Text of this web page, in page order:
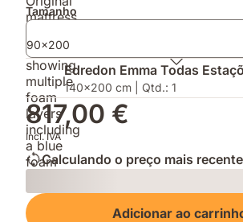
DECO
2026
uma
respirabilidade
melhorada
de
Colchão
Tamanho
90x200
Edredon Emma Todas
140x200 cm | Qtd.: 1
817,00 €
Incl. IVA
Calculando o preço mais
Loading
Adicionar ao